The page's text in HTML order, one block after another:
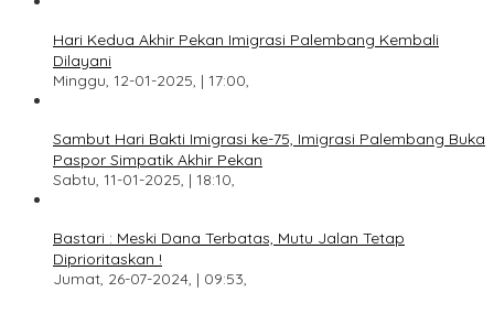
Hari Kedua Akhir Pekan Imigrasi Palembang Kembali
Dilayani
Minggu, 12-01-2025, | 17:00,
Sambut Hari Bakti Imigrasi ke-75, Imigrasi Palembang Buka
Paspor Simpatik Akhir Pekan
Sabtu, 11-01-2025, | 18:10,
Bastari : Meski Dana Terbatas, Mutu Jalan Tetap
Diprioritaskan !
Jumat, 26-07-2024, | 09:53,